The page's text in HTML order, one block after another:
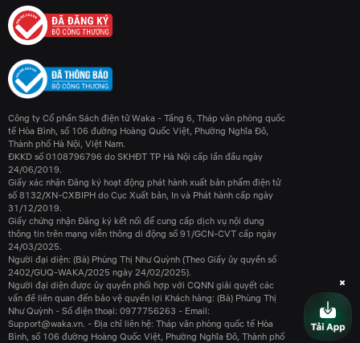
Công ty Cổ phần Sách điện tử Waka - Tầng 6, Tháp văn phòng quốc
tế Hòa Bình, số 106 đường Hoàng Quốc Việt, Phường Nghĩa Đô,
Thành phố Hà Nội, Việt Nam.
ĐKKD số 0108796796 do SKHĐT TP Hà Nội cấp lần đầu ngày
24/06/2019.
Giấy xác nhận Đăng ký hoạt động phát hành xuất bản phẩm điện tử
số 8132/XN-CXBIPH do Cục Xuất bản, In và Phát hành cấp ngày
31/12/2019.
Giấy chứng nhận Đăng ký kết nối để cung cấp dịch vụ nội dung
thông tin trên mạng viễn thông di động số 91/GCN-CVT cấp ngày
24/03/2025.
Người đại diện: (Bà) Phùng Thị Như Quỳnh (Theo Giấy ủy quyền số
2402/GUQ-WAKA/2025 ngày 24/02/2025).
Người đại diện được ủy quyền phối hợp với CQNN giải quyết các
vấn đề liên quan đến bảo vệ quyền lợi Khách hàng: (Bà) Phùng Thị
Như Quỳnh - Số điện thoại: 0977756263 - Email:
Support@waka.vn. - Địa chỉ liên hệ: Tháp văn phòng quốc tế Hòa
Bình, số 106 đường Hoàng Quốc Việt, Phường Nghĩa Đô, Thành phố